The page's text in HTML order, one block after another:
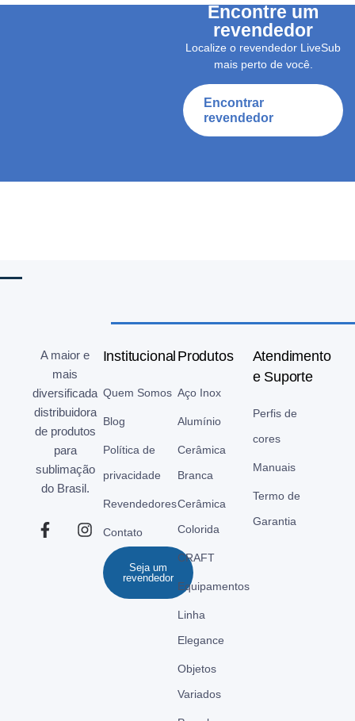
Encontre um
revendedor
Localize o revendedor LiveSub
mais perto de você.
Encontrar
revendedor
A maior e
mais
diversificada
distribuidora
de produtos
para
sublimação
do Brasil.
Institucional
Quem Somos
Blog
Política de
privacidade
Revendedores
Contato
Seja um
revendedor
Produtos
Aço Inox
Alumínio
Cerâmica
Branca
Cerâmica
Colorida
CRAFT
Equipamentos
Linha
Elegance
Objetos
Variados
Atendimento
e Suporte
Perfis de
cores
Manuais
Termo de
Garantia